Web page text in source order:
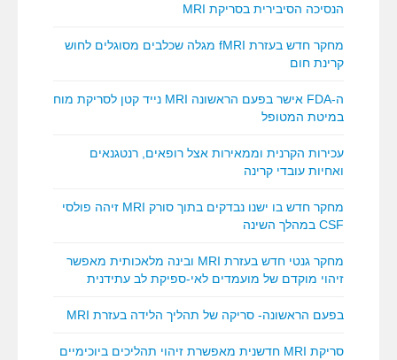
הנסיכה הסיבירית בסריקת MRI
מחקר חדש בעזרת fMRI מגלה שכלבים מסוגלים לחוש
קרינת חום
ה-FDA אישר בפעם הראשונה MRI נייד קטן לסריקת מוח
במיטת המטופל
עכירות הקרנית וממאירות אצל רופאים, רנטגנאים
ואחיות עובדי קרינה
מחקר חדש בו ישנו נבדקים בתוך סורק MRI זיהה פולסי
CSF במהלך השינה
מחקר גנטי חדש בעזרת MRI ובינה מלאכותית מאפשר
זיהוי מוקדם של מועמדים לאי-ספיקת לב עתידנית
בפעם הראשונה- סריקה של תהליך הלידה בעזרת MRI
סריקת MRI חדשנית מאפשרת זיהוי תהליכים ביוכימיים